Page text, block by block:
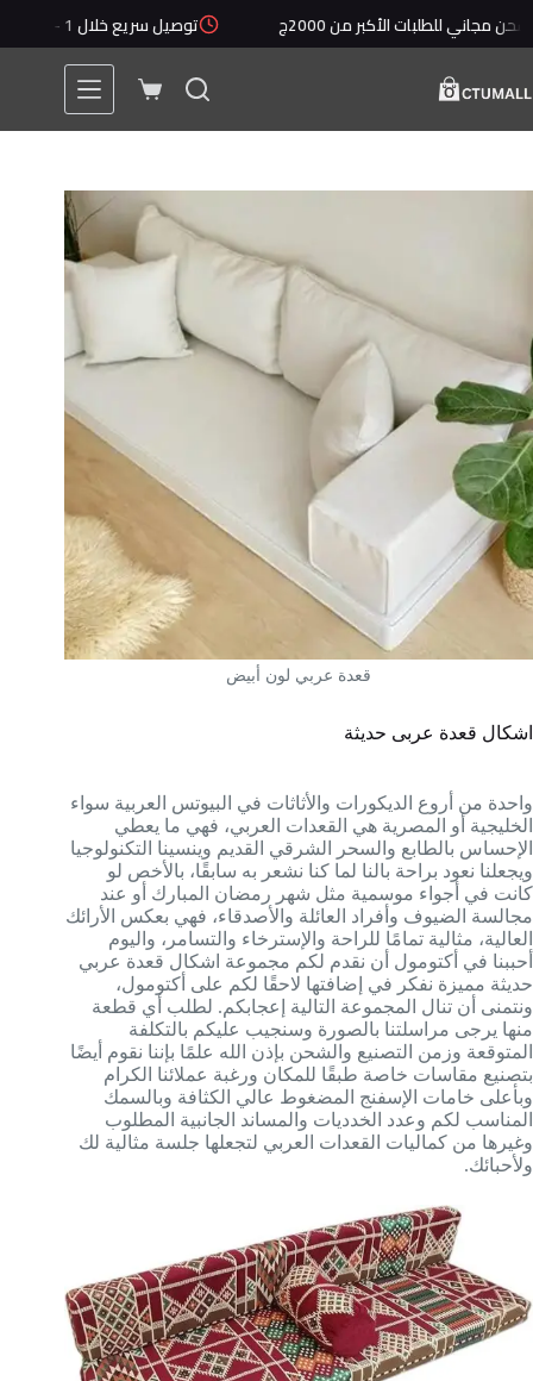
إلىللطلبات الأكبر من 2000ج توصيل سريع خلال 1 - 5 أيام
عربة
قعدة عربي لون أبيض
اشكال قعدة عربى حديثة
واحدة من أروع الديكورات والأثاثات في البيوتس العربية سواء
الخليجية أو المصرية هي القعدات العربي، فهي ما يعطي
الإحساس بالطابع والسحر الشرقي القديم وينسينا التكنولوجيا
ويجعلنا نعود براحة بالنا لما كنا نشعر به سابقًا، بالأخص لو
كانت في أجواء موسمية مثل شهر رمضان المبارك أو عند
مجالسة الضيوف وأفراد العائلة والأصدقاء، فهي بعكس الأرائك
العالية، مثالية تمامًا للراحة والإسترخاء والتسامر، واليوم
أحببنا في أكتومول أن نقدم لكم مجموعة اشكال قعدة عربي
حديثة مميزة نفكر في إضافتها لاحقًا لكم على أكتومول،
ونتمنى أن تنال المجموعة التالية إعجابكم. لطلب أي قطعة
منها يرجى مراسلتنا بالصورة وسنجيب عليكم بالتكلفة
المتوقعة وزمن التصنيع والشحن بإذن الله علمًا بإننا نقوم أيضًا
بتصنيع مقاسات خاصة طبقًا للمكان ورغبة عملائنا الكرام
وبأعلى خامات الإسفنج المضغوط عالي الكثافة وبالسمك
المناسب لكم وعدد الخدديات والمساند الجانبية المطلوب
وغيرها من كماليات القعدات العربي لتجعلها جلسة مثالية لك
ولأحبائك.